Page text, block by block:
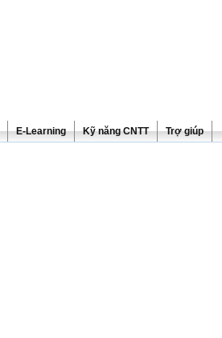
E-Learning Kỹ năng CNTT Trợ giúp